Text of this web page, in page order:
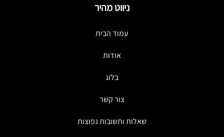
ניווט מהיר
עמוד הבית
אודות
בלוג
צור קשר
שאלות ותשובות נפוצות